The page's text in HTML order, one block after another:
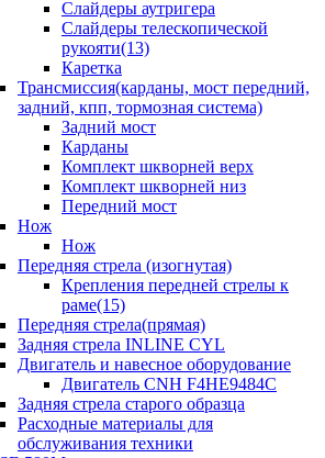
Слайдеры аутригера
Слайдеры телескопической
рукояти(13)
Каретка
Трансмиссия(карданы, мост передний,
задний, кпп, тормозная система)
Задний мост
Карданы
Комплект шкворней верх
Комплект шкворней низ
Передний мост
Нож
Нож
Передняя стрела (изогнутая)
Крепления передней стрелы к
раме(15)
Передняя стрела(прямая)
Задняя стрела INLINE CYL
Двигатель и навесное оборудование
Двигатель CNH F4HE9484C
Задняя стрела старого образца
Расходные материалы для
обслуживания техники